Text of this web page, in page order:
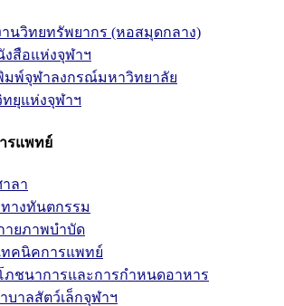
นวิทยทรัพยากร (หอสมุดกลาง)
สือแห่งจุฬาฯ
มพ์จุฬาลงกรณ์มหาวิทยาลัย
ยุแห่งจุฬาฯ
รแพทย์
ลา
างทันตกรรม
ายภาพบำบัด
ทคนิคการแพทย์
ภชนาการและการกำหนดอาหาร
บาลสัตว์เล็กจุฬาฯ